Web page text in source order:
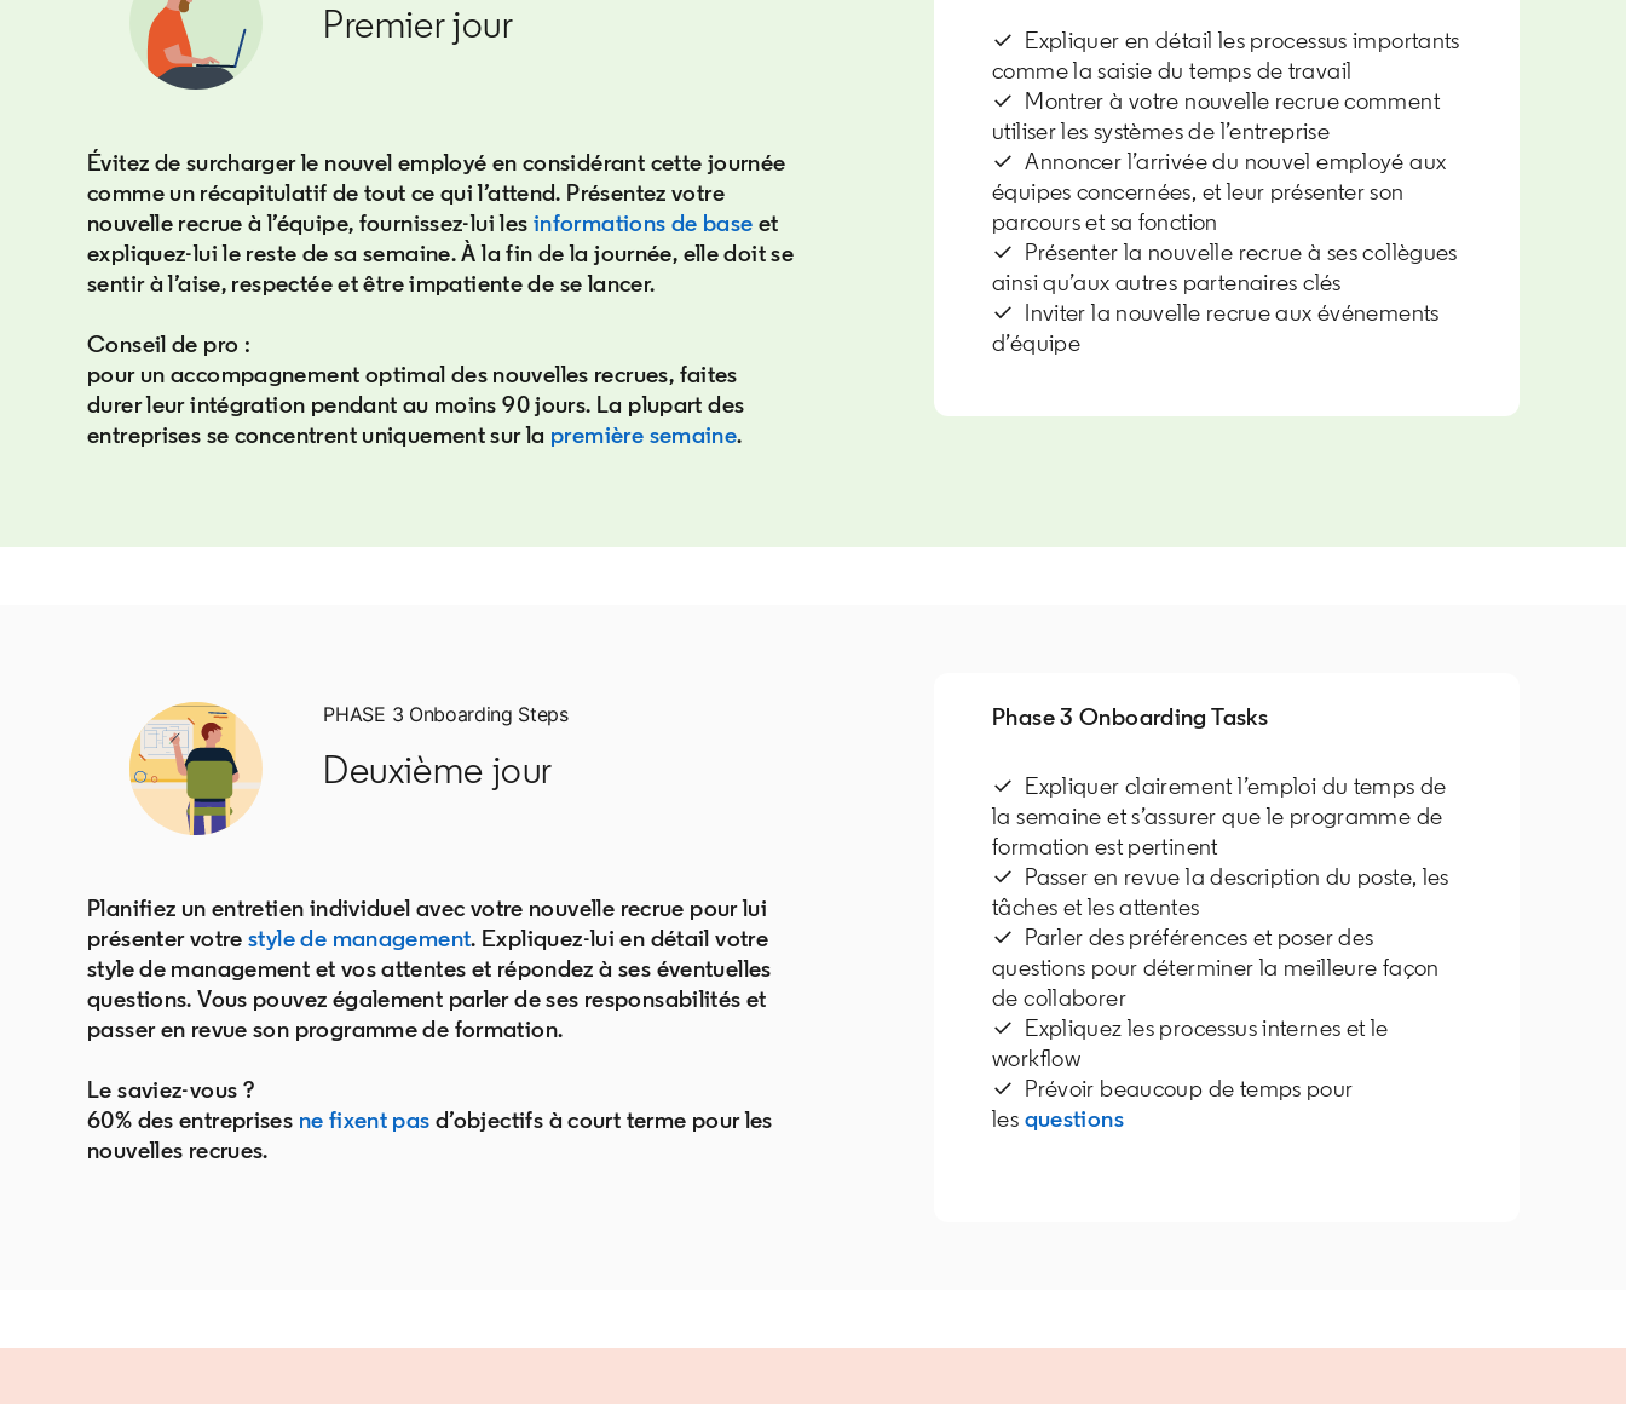
Premier jour
Évitez de surcharger le nouvel employé en considérant cette journée
comme un récapitulatif de tout ce qui l’attend. Présentez votre
nouvelle recrue à l’équipe, fournissez-lui les informations de base opens in a new tab
et
expliquez-lui le reste de sa semaine. À la fin de la journée, elle doit se
sentir à l’aise, respectée et être impatiente de se lancer.
Conseil de pro :
pour un accompagnement optimal des nouvelles recrues, faites
durer leur intégration pendant au moins 90 jours. La plupart des
entreprises se concentrent uniquement sur la première semaineopens in a new tab
.
✓ Expliquer en détail les processus importants
comme la saisie du temps de travail
✓ Montrer à votre nouvelle recrue comment
utiliser les systèmes de l’entreprise
✓ Annoncer l’arrivée du nouvel employé aux
équipes concernées, et leur présenter son
parcours et sa fonction
✓ Présenter la nouvelle recrue à ses collègues
ainsi qu’aux autres partenaires clés
✓ Inviter la nouvelle recrue aux événements
d’équipe
PHASE 3 Onboarding Steps
Deuxième jour
Planifiez un entretien individuel avec votre nouvelle recrue pour lui
présenter votrestyle de managementopens in a new tab
. Expliquez-lui en détail votre
style de management et vos attentes et répondez à ses éventuelles
questions. Vous pouvez également parler de ses responsabilités et
passer en revue son programme de formation.
Le saviez-vous ?
60% des entreprises ne fixent pas opens in a new tab
d’objectifs à court terme pour les
nouvelles recrues.
Phase 3 Onboarding Tasks
✓ Expliquer clairement l’emploi du temps de
la semaine et s’assurer que le programme de
formation est pertinent
✓ Passer en revue la description du poste, les
tâches et les attentes
✓ Parler des préférences et poser des
questions pour déterminer la meilleure façon
de collaborer
✓ Expliquez les processus internes et le
workflow
✓ Prévoir beaucoup de temps pour
les questionsopens in a new tab